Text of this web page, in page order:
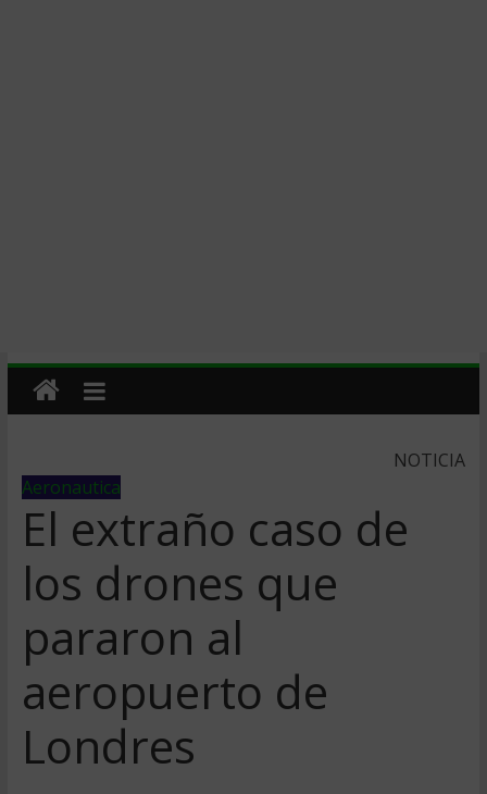
NOTICIA
Aeronautica
El extraño caso de
los drones que
pararon al
aeropuerto de
Londres